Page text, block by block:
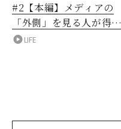
#2【本編】メディアの
「外側」を見る人が得を
する時代
LIFE